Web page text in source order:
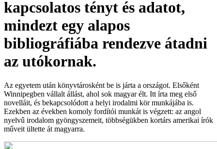
kapcsolatos tényt és adatot,
mindezt egy alapos
bibliográfiába rendezve átadni
az utókornak.
Az egyetem után könyvtárosként be is járta a országot. Elsőként
Winnipegben vállalt állást, ahol sok magyar élt. Itt írta meg első
novelláit, és bekapcsolódott a helyi irodalmi kör munkájába is.
Ezekben az években komoly fordítói munkát is végzett: az angol
nyelvű irodalom gyöngyszemeit, többségükben kortárs amerikai írók
műveit ültette át magyarra.